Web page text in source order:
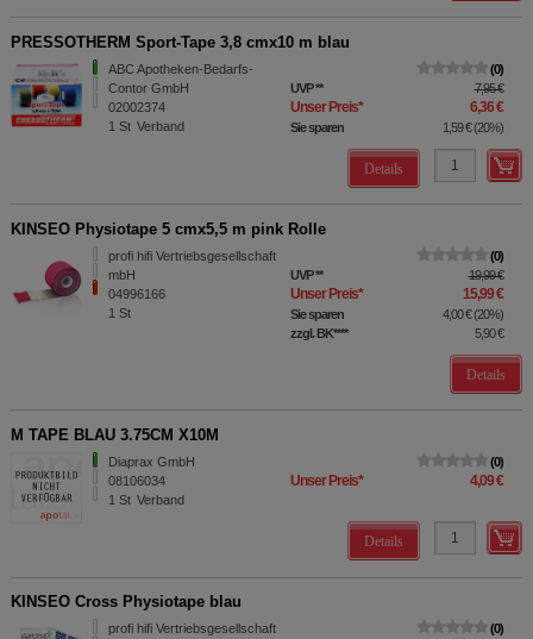
PRESSOTHERM Sport-Tape 3,8 cmx10 m blau
ABC Apotheken-Bedarfs-
Contor GmbH
02002374
1 St Verband
0
UVP** 7,95 €
Unser Preis* 6,36 €
Sie sparen 1,59 €(20%)
Details
KINSEO Physiotape 5 cmx5,5 m pink Rolle
profi hifi Vertriebsgesellschaft
mbH
04996166
1 St
0
UVP** 19,99 €
Unser Preis* 15,99 €
Sie sparen 4,00 €(20%)
zzgl. BK**** 5,90 €
Details
M TAPE BLAU 3.75CM X10M
Diaprax GmbH
08106034
1 St Verband
0
Unser Preis* 4,09 €
Details
KINSEO Cross Physiotape blau
profi hifi Vertriebsgesellschaft
0